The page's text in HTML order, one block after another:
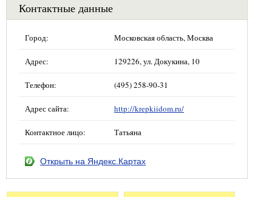
Контактные данные
Город: Московская область, Москва
Адрес: 129226, ул. Докукина, 10
Телефон: (495) 258-90-31
Адрес сайта: http://krepkiidom.ru/
Контактное лицо: Татьяна
Открыть на Яндекс.Картах